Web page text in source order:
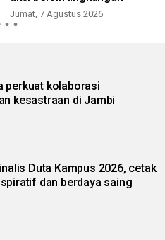
Jumat, 7 Agustus 2026
perkuat kolaborasi
kesastraan di Jambi
Duta Kampus 2026, cetak
dan berdaya saing